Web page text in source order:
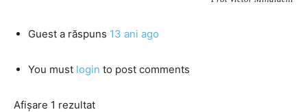
Guest a răspuns 13 ani ago
You must login to post comments
Afișare 1 rezultat